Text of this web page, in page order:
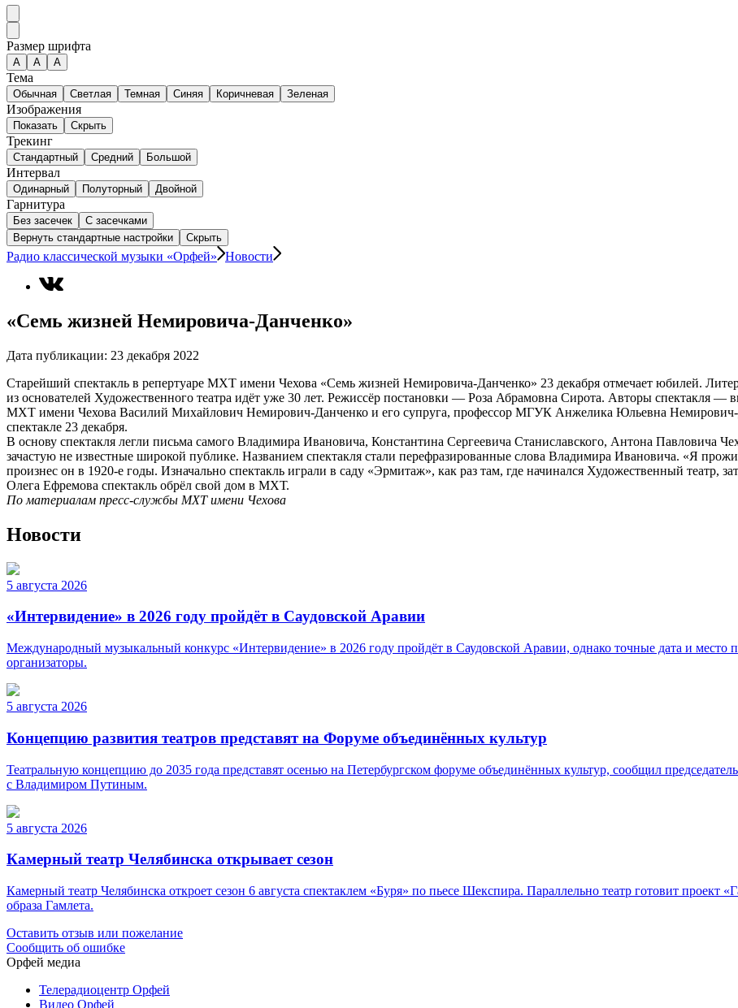
Размер шрифта
А A A
Тема
Обычная Светлая Темная Синяя Коричневая Зеленая
Изображения
Показать Скрыть
Трекинг
Стандартный Средний Большой
Интервал
Одинарный Полуторный Двойной
Гарнитура
Без засечек
С засечками
Вернуть стандартные настройки
Скрыть
Радио классической музыки «Орфей» Новости
«Семь жизней Немировича-Данченко»
Дата публикации: 23 декабря 2022
Старейший спектакль в репертуаре МХТ имени Чехова «Семь жизней Немировича-Данченко» 23 декабря отмечает юбилей.
из основателей Художественного театра идёт уже 30 лет. Режиссёр постановки — Роза Абрамовна Сирота. Авторы спектакля
МХТ имени Чехова Василий Михайлович Немирович-Данченко и его супруга, профессор МГУК Анжелика Юльевна
спектакле 23 декабря.
В основу спектакля легли письма самого Владимира Ивановича, Константина Сергеевича Станиславского, Антона Павловича
зачастую не известные широкой публике. Названием спектакля стали перефразированные слова Владимира Ивановича. «Я
произнес он в 1920-е годы. Изначально спектакль играли в саду «Эрмитаж», как раз там, где начинался Художественный театр,
Олега Ефремова спектакль обрёл свой дом в МХТ.
По материалам пресс-службы МХТ имени Чехова
Новости
5 августа 2026
«Интервидение» в 2026 году пройдёт в Саудовской Аравии
Международный музыкальный конкурс «Интервидение» в 2026 году пройдёт в Саудовской Аравии, однако точные дата и
организаторы.
5 августа 2026
Концепцию развития театров представят на Форуме объединённых культур
Театральную концепцию до 2035 года представят осенью на Петербургском форуме объединённых культур, сообщил
с Владимиром Путиным.
5 августа 2026
Камерный театр Челябинска открывает сезон
Камерный театр Челябинска откроет сезон 6 августа спектаклем «Буря» по пьесе Шекспира. Параллельно театр готовит проект
образа Гамлета.
Оставить отзыв или пожелание
Сообщить об ошибке
Орфей медиа
Телерадиоцентр Орфей
Видео Орфей